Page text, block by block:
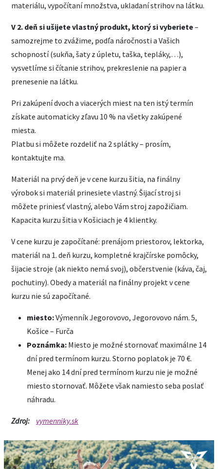
materiálu, vypočítaní množstva, ukladaní strihov na látku.
V 2. deň si ušijete vlastný produkt, ktorý si vyberiete–
samozrejme to zvážime, podľa náročnosti a Vašich
schopností (sukňa, šaty z úpletu, taška, tepláky,…),
vysvetlíme si čítanie strihov, prekreslenie na papier a
prenesenie na látku.
Pri zakúpení dvoch a viacerých miest na ten istý termín
získate automaticky zľavu 10 % na všetky zakúpené
miesta.
Platbu si môžete rozdeliť na 2 splátky – prosím,
kontaktujte ma.
Materiál na prvý deň je v cene kurzu šitia, na finálny
výrobok si materiál prinesiete vlastný. Šijací stroj si
môžete priniesť vlastný, alebo Vám stroj zapožičiam.
Kapacita kurzu šitia v Košiciach je 4 klientky.
V cene kurzu je započítané: prenájom priestorov, lektorka,
materiál na 1. deň kurzu, kompletné krajčírske pomôcky,
šijacie stroje (ak niekto nemá svoj), občerstvenie (káva, čaj,
pochutiny). Obedy a materiál na finálny projekt v cene
kurzu nie sú započítané.
miesto:Výmenník Jegorovovo, Jegorovovo nám. 5,
Košice – Furča
Poznámka: Miesto je možné stornovať maximálne 14
dní pred termínom kurzu. Storno poplatok je 70 €.
Menej ako 14 dní pred termínom kurzu nie je možné
miesto stornovať. Môžete však namiesto seba poslať
náhradu.
Zdroj: vymenniky.sk